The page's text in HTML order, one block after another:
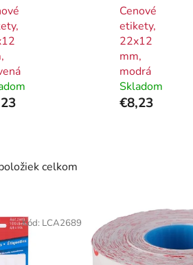
Cenové
etikety,
22x12
mm,
modrá
Skladom
€8,23
celkom
Kód: LCA2689